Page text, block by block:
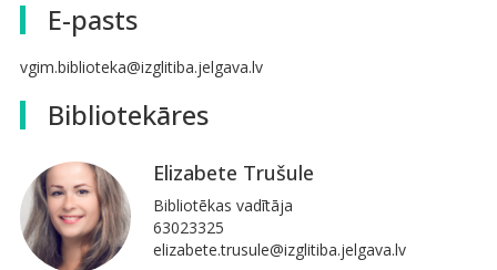
E-pasts
vgim.biblioteka@izglitiba.jelgava.lv
Bibliotekāres
Elizabete Trušule
Bibliotēkas vadītāja
63023325
elizabete.trusule@izglitiba.jelgava.lv